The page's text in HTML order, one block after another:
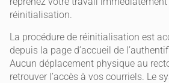
réinitialisation.
La procédure de réinitialisation est
depuis la page d’accueil de
Aucun déplacement physique au
retrouver l’accès à vos courriels. Le